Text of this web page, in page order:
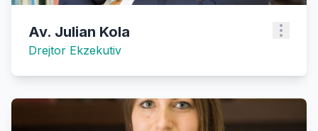
Av. Julian Kola
Drejtor Ekzekutiv